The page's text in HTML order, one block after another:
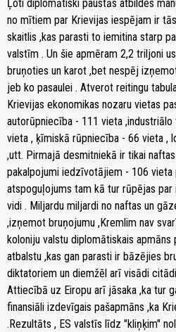
Ļoti diplomātiski paustās atbildes
no mītiem par Krievijas iespējam ir
skaitlis ,kas parasti to iemitina starp
valstīm . Un šie apmēram 2,2 triljoni
bruņoties un karot ,bet nespēj
jeb ko pasaulei . Atverot reitingu
Krievijas ekonomikas nozaru vietas
autorūpniecība - 111 vieta ,industriālo
vieta , ķīmiskā rūpniecība - 66 vieta ,
,utt. Pirmajā desmitniekā ir tikai
pakalpojumi iedzīvotājiem - 106 vieta
atspoguļojums tam kā tur rūpējas
vidi . Miljardu miljardi no naftas un
,izņemot bruņojumu ,Kremlim nav
koloniju valstu diplomātiskais apmāns
atbalstu ,kas gan parasti ir bāzējies
diktatoriem un diemžēl arī visādi
Attiecībā uz Eiropu arī jāsaka ,ka tur
finansiāli izdevīgais pašapmāns ,ka
.Rezultāts , ES valstīs līdz "kliņķim"